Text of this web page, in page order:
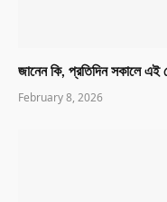
জানেন কি, প্রতিদিন সকালে এই
February 8, 2026